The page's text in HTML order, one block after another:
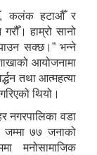
कलंक हटाऔँ र
हाम्रो सानो
सक्छ।” भन्ने
आयोजनामा
तथा आत्महत्या
थियो।
नगरपालिका वडा
७७ जनाको
मनोसामाजिक